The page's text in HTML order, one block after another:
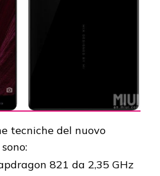
tecniche del nuovo
821 da 2,35 GHz